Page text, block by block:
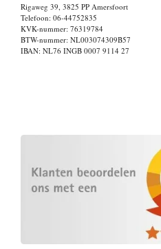
Rigaweg 39, 3825 PP Amersfoort
Telefoon: 06-44752835
KVK-nummer: 76319784
BTW-nummer: NL003074309B57
IBAN: NL76 INGB 0007 9114 27